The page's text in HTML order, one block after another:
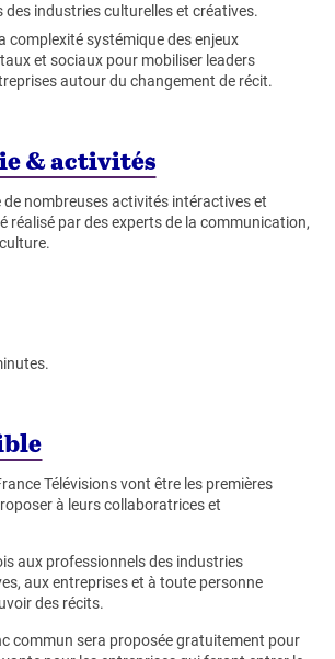
des industries culturelles et créatives.
complexité systémique des enjeux
et sociaux pour mobiliser leaders
autour du changement de récit.
& activités
de nombreuses activités intéractives et
réalisé par des experts de la communication,
Télévisions vont être les premières
à leurs collaboratrices et
aux professionnels des industries
aux entreprises et à toute personne
des récits.
commun sera proposée gratuitement pour